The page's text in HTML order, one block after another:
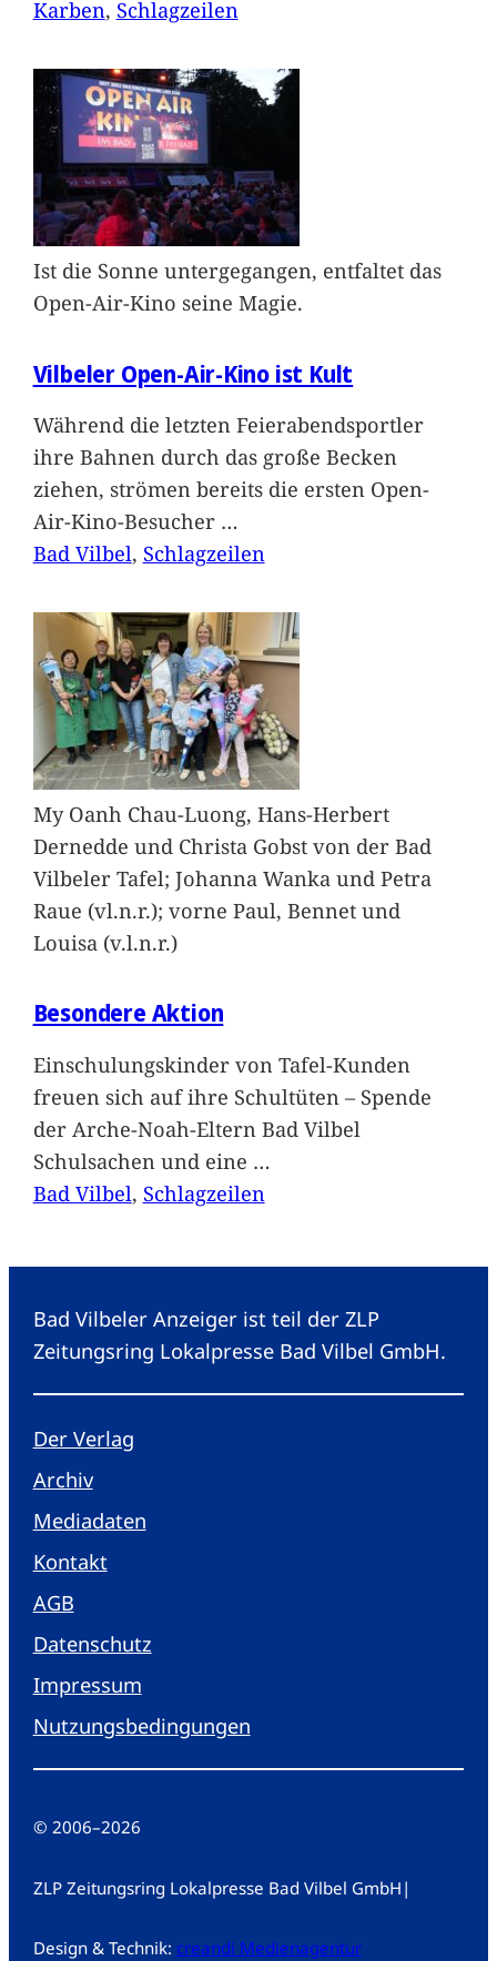
Karben, Schlagzeilen
Ist die Sonne untergegangen, entfaltet das
Open-Air-Kino seine Magie.
Vilbeler Open-Air-Kino ist Kult
Während die letzten Feierabendsportler
ihre Bahnen durch das große Becken
ziehen, strömen bereits die ersten Open-
Air-Kino-Besucher …
Bad Vilbel, Schlagzeilen
My Oanh Chau-Luong, Hans-Herbert
Dernedde und Christa Gobst von der Bad
Vilbeler Tafel; Johanna Wanka und Petra
Raue (vl.n.r.); vorne Paul, Bennet und
Louisa (v.l.n.r.)
Besondere Aktion
Einschulungskinder von Tafel-Kunden
freuen sich auf ihre Schultüten – Spende
der Arche-Noah-Eltern Bad Vilbel
Schulsachen und eine …
Bad Vilbel, Schlagzeilen
Bad Vilbeler Anzeiger ist teil der ZLP
Zeitungsring Lokalpresse Bad Vilbel GmbH.
Der Verlag
Archiv
Mediadaten
Kontakt
AGB
Datenschutz
Impressum
Nutzungsbedingungen
© 2006–2026
ZLP Zeitungsring Lokalpresse Bad Vilbel GmbH |
Design & Technik: creandi Medienagentur